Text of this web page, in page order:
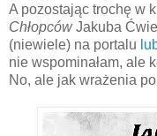
A pozostając trochę w
ChłopcówJakuba
(niewiele) na portalu
nie wspominałam, ale
No, ale jak wrażenia po